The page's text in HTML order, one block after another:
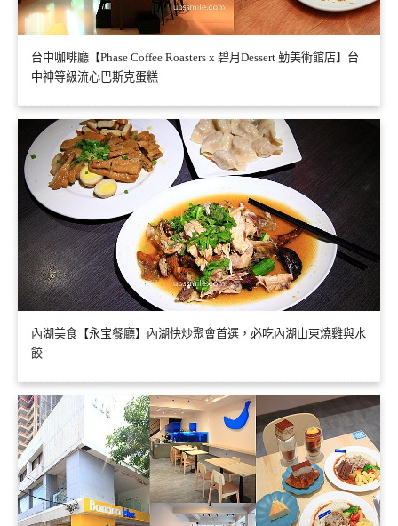
台中咖啡廳【Phase Coffee Roasters x 碧月Dessert 勤美術館店】台
中神等級流心巴斯克蛋糕
內湖美食【永宝餐廳】內湖快炒聚會首選，必吃內湖山東燒雞與水
餃